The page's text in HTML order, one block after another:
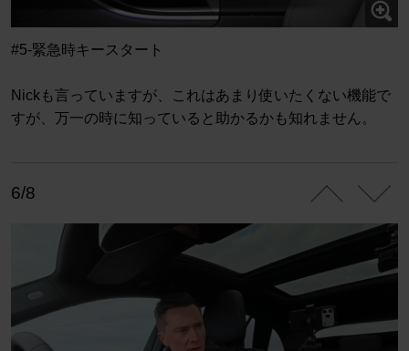
#5-緊急時キースタート
Nickも言っていますが、これはあまり使いたくない機能で
すが、万一の時に知っていると助かるかも知れません。
6/8